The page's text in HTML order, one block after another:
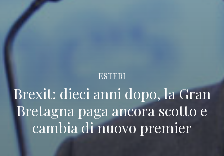
ESTERI
Brexit: dieci anni dopo, la Gran
Bretagna paga ancora scotto e
cambia di nuovo premier